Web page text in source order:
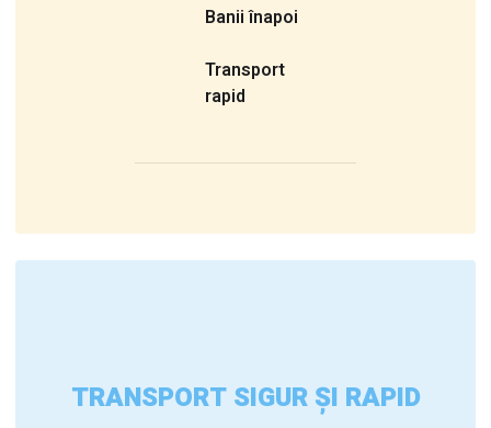
Banii înapoi
Transport
rapid
TRANSPORT SIGUR ȘI RAPID